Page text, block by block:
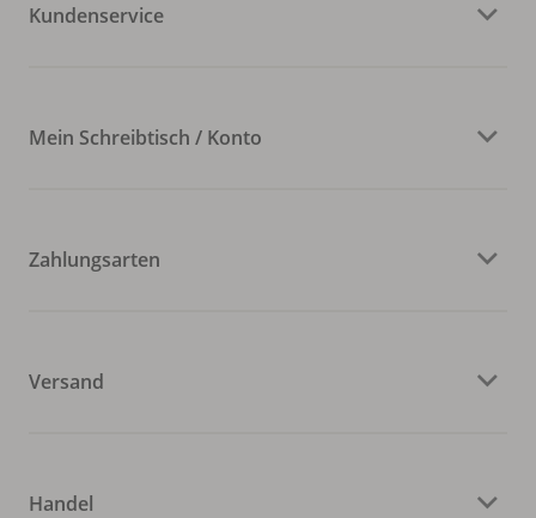
Kundenservice
Mein Schreibtisch / Konto
Zahlungsarten
Versand
Handel